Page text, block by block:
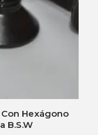
Con Hexágono
B.S.W